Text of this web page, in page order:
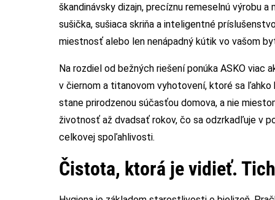
škandinávsky dizajn, precíznu remeselnú výrobu
sušička, sušiaca skriňa a inteligentné
miestnosť alebo len nenápadný kútik vo vašom
Na rozdiel od bežných riešení ponúka ASKO viac
v čiernom a titanovom vyhotovení, ktoré sa ľahko
stane prirodzenou súčasťou domova, a nie
životnosť až dvadsať rokov, čo sa odzrkadľuje v
celkovej spoľahlivosti.
Čistota, ktorá je vidieť.